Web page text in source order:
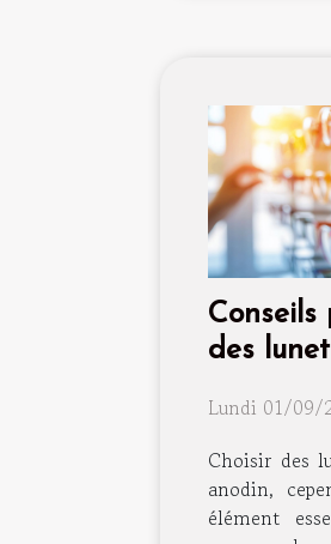
Conseils
des
Lundi 01/09/
Choisir des
anodin,
élément